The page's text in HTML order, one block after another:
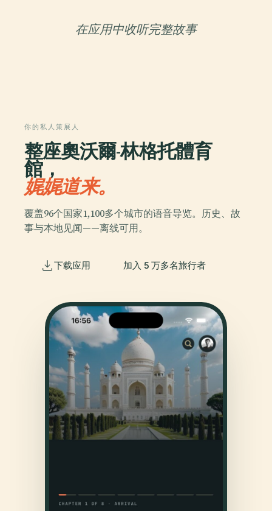
在应用中收听完整故事
你的私人策展人
整座奧沃爾-林格托體育
館，
娓娓道来。
覆盖96个国家1,100多个城市的语音导览。历史、故
事与本地见闻——离线可用。
下载应用 加入 5 万多名旅行者